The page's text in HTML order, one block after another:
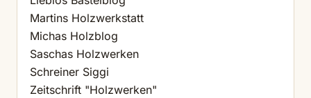
Martins Holzwerkstatt
Michas Holzblog
Saschas Holzwerken
Schreiner Siggi
Zeitschrift "Holzwerken"